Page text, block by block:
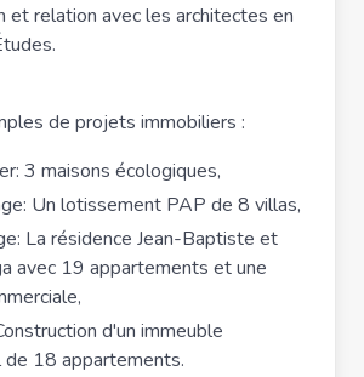
et relation avec les architectes en
de projets immobiliers :
3 maisons écologiques,
Un lotissement PAP de 8 villas,
La résidence Jean-Baptiste et
avec 19 appartements et une
d'un immeuble
18 appartements.